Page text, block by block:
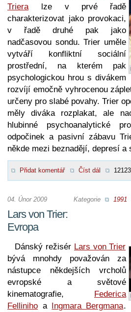
Triera lze v prvé řadě
charakterizovat jako provokaci,
v řadě druhé pak jako
nadčasovou sondu. Trier uměle
vytváří konfliktní sociální
prostřední, na kterém pak
psychologickou hrou s divákem
rozvíjí emočně vyhrocenou
určeny pro slabé povahy. Trier
měly diváka rozplakat, ale
hlubinné psychoanalytické
odpočinek a pasivní zábavu
někde mezi beznadějí, depresí a
Přidat komentář Číst dál
Kategorie 1991
04. Únor 2009
Lars von Trier:
Evropa
Dánský režisér Lars von Trier
bývá mnohdy považován za
nástupce někdejších vrcholů
evropské a světové
kinematografie,
Federica
Felliniho a Ingmara Bergmana.